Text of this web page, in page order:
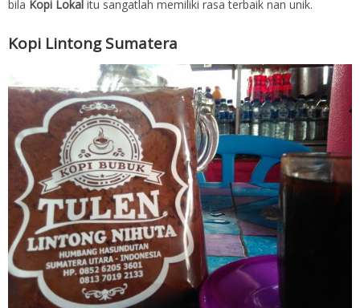
bila Kopi Lokal itu sangatlah memiliki rasa terbaik nan unik.
Kopi Lintong Sumatera